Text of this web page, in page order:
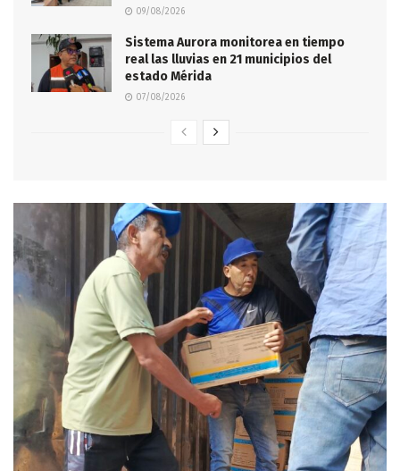
09/08/2026
Sistema Aurora monitorea en tiempo
real las lluvias en 21 municipios del
estado Mérida
07/08/2026